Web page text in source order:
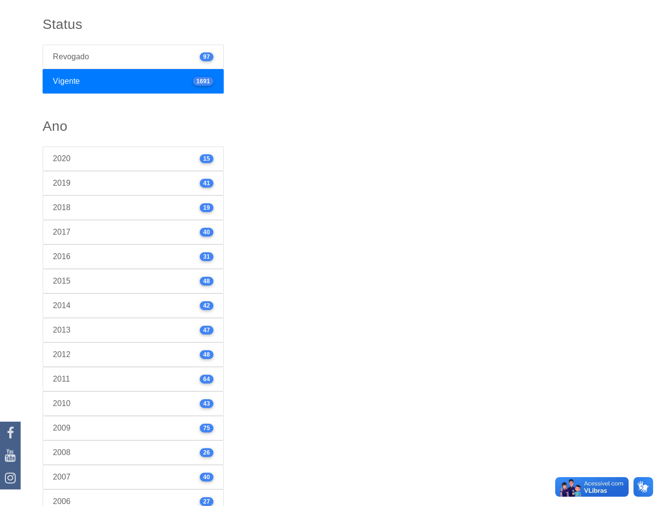
Status
Revogado 97
Vigente 1691
Ano
2020 15
2019 41
2018 19
2017 40
2016 31
2015 48
2014 42
2013 47
2012 48
2011 64
2010 43
2009 75
2008 26
2007 40
2006 27